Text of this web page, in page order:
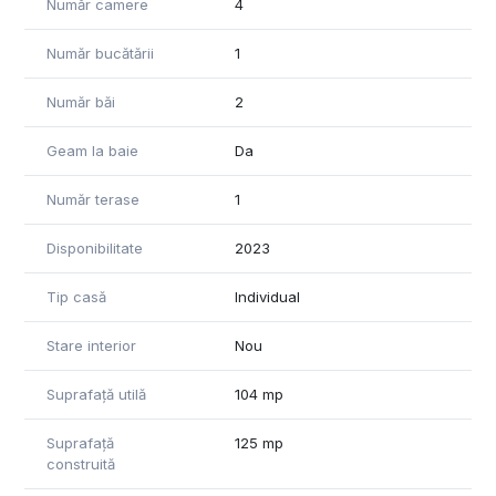
Număr camere 4
Număr bucătării 1
Număr băi 2
Geam la baie Da
Număr terase 1
Disponibilitate 2023
Tip casă Individual
Stare interior Nou
Suprafață utilă 104 mp
Suprafață
construită
125 mp